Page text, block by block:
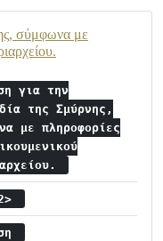
σύμφωνα με
για την
της Σμύρνης,
με πληροφορίες